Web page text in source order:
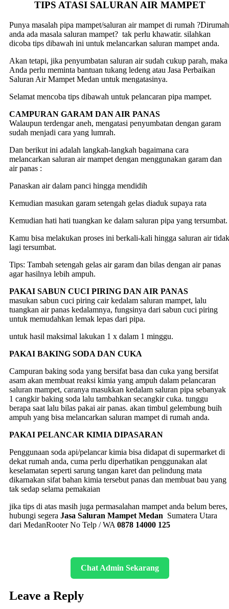
TIPS ATASI SALURAN AIR MAMPET
Punya masalah pipa mampet/saluran air mampet di rumah ?Dirumah
anda ada masala saluran mampet? tak perlu khawatir. silahkan
dicoba tips dibawah ini untuk melancarkan saluran mampet anda.
Akan tetapi, jika penyumbatan saluran air sudah cukup parah, maka
Anda perlu meminta bantuan tukang ledeng atau Jasa Perbaikan
Saluran Air Mampet Medan untuk mengatasinya.
Selamat mencoba tips dibawah untuk pelancaran pipa mampet.
CAMPURAN GARAM DAN AIR PANAS
Walaupun terdengar aneh, mengatasi penyumbatan dengan garam
sudah menjadi cara yang lumrah.
Dan berikut ini adalah langkah-langkah bagaimana cara
melancarkan saluran air mampet dengan menggunakan garam dan
air panas :
Panaskan air dalam panci hingga mendidih
Kemudian masukan garam setengah gelas diaduk supaya rata
Kemudian hati hati tuangkan ke dalam saluran pipa yang tersumbat.
Kamu bisa melakukan proses ini berkali-kali hingga saluran air tidak
lagi tersumbat.
Tips: Tambah setengah gelas air garam dan bilas dengan air panas
agar hasilnya lebih ampuh.
PAKAI SABUN CUCI PIRING DAN AIR PANAS
masukan sabun cuci piring cair kedalam saluran mampet, lalu
tuangkan air panas kedalamnya, fungsinya dari sabun cuci piring
untuk memudahkan lemak lepas dari pipa.
untuk hasil maksimal lakukan 1 x dalam 1 minggu.
PAKAI BAKING SODA DAN CUKA
Campuran baking soda yang bersifat basa dan cuka yang bersifat
asam akan membuat reaksi kimia yang ampuh dalam pelancaran
saluran mampet, caranya masukkan kedalam saluran pipa sebanyak
1 cangkir baking soda lalu tambahkan secangkir cuka. tunggu
berapa saat lalu bilas pakai air panas. akan timbul gelembung buih
ampuh yang bisa melancarkan saluran mampet di rumah anda.
PAKAI PELANCAR KIMIA DIPASARAN
Penggunaan soda api/pelancar kimia bisa didapat di supermarket di
dekat rumah anda, cuma perlu diperhatikan penggunakan alat
keselamatan seperti sarung tangan karet dan pelindung mata
dikarnakan sifat bahan kimia tersebut panas dan membuat bau yang
tak sedap selama pemakaian
jika tips di atas masih juga permasalahan mampet anda belum beres,
hubungi segera Jasa Saluran Mampet Medan Sumatera Utara
dari MedanRooter No Telp / WA 0878 14000 125
Chat Admin Sekarang
Leave a Reply